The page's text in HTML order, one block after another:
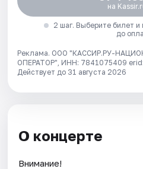
на
2 шаг. Выберите билет
до
Реклама. ООО "КАССИР.РУ-
ОПЕРАТОР", ИНН: 7841075409
Действует до 31 августа 2026
О концерте
Внимание!